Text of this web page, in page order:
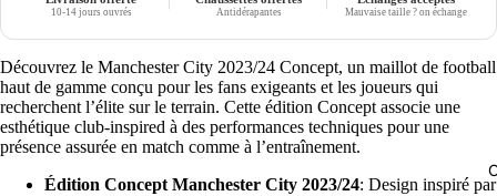
10-14 jours ouvrés Antidérapantes Mauvaise taille ? on échange
Découvrez le Manchester City 2023/24 Concept, un maillot de football
haut de gamme conçu pour les fans exigeants et les joueurs qui
recherchent l’élite sur le terrain. Cette édition Concept associe une
esthétique club-inspired à des performances techniques pour une
présence assurée en match comme à l’entraînement.
Édition Concept Manchester City 2023/24: Design inspiré par